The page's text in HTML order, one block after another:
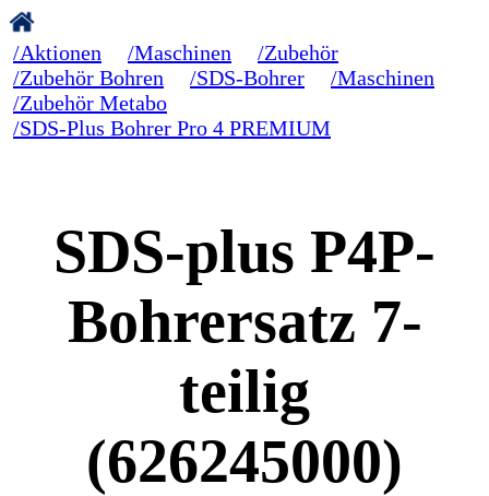
/Aktionen /Maschinen
/Zubehör
/Zubehör Bohren
/SDS-Bohrer
/Maschinen
/Zubehör Metabo
/SDS-Plus Bohrer Pro 4 PREMIUM
SDS-plus P4P-
Bohrersatz 7-
teilig
(626245000)